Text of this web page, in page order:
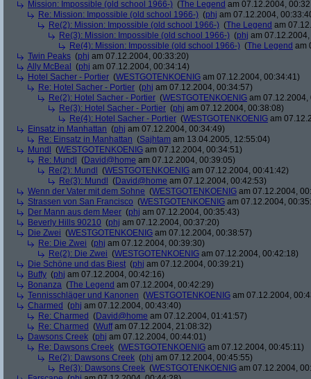
Mission: Impossible (old school 1966-) (The Legend am 07.12.2004,
Re: Mission: Impossible (old school 1966-) (phj am 07.12.2004,
Re(2): Mission: Impossible (old school 1966-) (The Legend am
Re(3): Mission: Impossible (old school 1966-) (phj am
Re(4): Mission: Impossible (old school 1966-) (The Legend am
Twin Peaks (phj am 07.12.2004, 00:33:20)
Ally McBeal
(phj am 07.12.2004, 00:34:14)
Hotel Sacher - Portier (WESTGOTENKOENIG am 07.12.2004, 00:34:41)
Re: Hotel Sacher - Portier (phj am 07.12.2004, 00:34:57)
Re(2): Hotel Sacher - Portier (WESTGOTENKOENIG am 07.12.2004,
Re(3): Hotel Sacher - Portier (phj am 07.12.2004, 00:38:08)
Re(4): Hotel Sacher - Portier (WESTGOTENKOENIG am
Einsatz in Manhattan (phj am 07.12.2004, 00:34:49)
Re: Einsatz in Manhattan (Sajhtam am 13.04.2005, 12:55:04)
Mundl
(WESTGOTENKOENIG am 07.12.2004, 00:34:51)
Re: Mundl
(David@home am 07.12.2004, 00:39:05)
Re(2): Mundl
(WESTGOTENKOENIG am 07.12.2004, 00:41:42)
Re(3): Mundl
(David@home am 07.12.2004, 00:42:53)
Wenn der Vater mit dem Sohne (WESTGOTENKOENIG am 07.12.2004,
Strassen von San Francisco (WESTGOTENKOENIG am 07.12.2004,
Der Mann aus dem Meer (phj am 07.12.2004, 00:35:43)
Beverly Hills 90210 (phj am 07.12.2004, 00:37:20)
Die Zwei (WESTGOTENKOENIG am 07.12.2004, 00:38:57)
Re: Die Zwei (phj am 07.12.2004, 00:39:30)
Re(2): Die Zwei (WESTGOTENKOENIG am 07.12.2004, 00:42:18)
Die Schöne und das Biest (phj am 07.12.2004, 00:39:21)
Buffy (phj am 07.12.2004, 00:42:16)
Bonanza (The Legend am 07.12.2004, 00:42:29)
Tennisschläger und Kanonen (WESTGOTENKOENIG am 07.12.2004,
Charmed (phj am 07.12.2004, 00:43:40)
Re: Charmed (David@home am 07.12.2004, 01:41:57)
Re: Charmed (Wuffam 07.12.2004, 21:08:32)
Dawsons Creek (phj am 07.12.2004, 00:44:01)
Re: Dawsons Creek (WESTGOTENKOENIG am 07.12.2004, 00:45:11)
Re(2): Dawsons Creek (phj am 07.12.2004, 00:45:55)
Re(3): Dawsons Creek (WESTGOTENKOENIG am 07.12.2004,